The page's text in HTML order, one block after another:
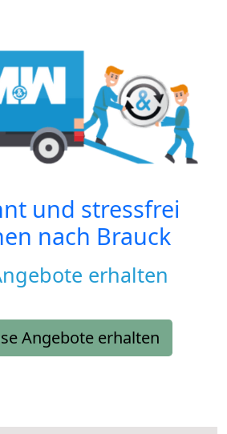
und stressfrei
nach Brauck
erhalten
Angebote erhalten